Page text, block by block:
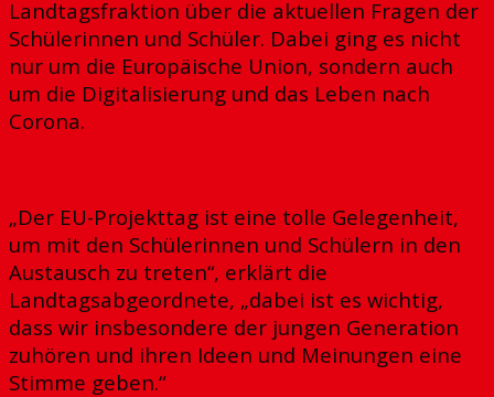
Landtagsfraktion über die aktuellen Fragen der
Schülerinnen und Schüler. Dabei ging es nicht
nur um die Europäische Union, sondern auch
um die Digitalisierung und das Leben nach
Corona.
„Der EU-Projekttag ist eine tolle Gelegenheit,
um mit den Schülerinnen und Schülern in den
Austausch zu treten“, erklärt die
Landtagsabgeordnete, „dabei ist es wichtig,
dass wir insbesondere der jungen Generation
zuhören und ihren Ideen und Meinungen eine
Stimme geben.“